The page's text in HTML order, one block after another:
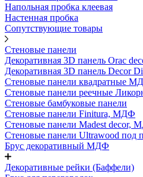
Напольная пробка клеевая
Настенная пробка
Сопутствующие товары
Стеновые панели
Декоративная 3D панель Orac
Декоративная 3D панель Decor
Стеновые панели квадратные
Стеновые панели реечные
Стеновые бамбуковые панели
Стеновые панели Finitura, МДФ
Стеновые панели Madest decor,
Стеновые панели Ultrawood под
Брус декоративный МДФ
Декоративные рейки (Баффели)